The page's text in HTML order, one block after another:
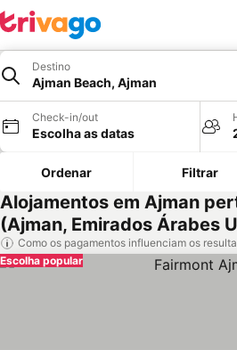
Destino
Ajman Beach, Ajman
Check-in/out
Escolha as datas
Ordenar Filtrar
Alojamentos em Ajman
(Ajman, Emirados Árabes
Como os pagamentos influenciam os
Escolha popular